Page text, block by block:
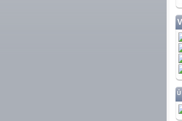
ĐẤT NƯỚC GẮN VỚI BẢO VỆ VỮNG CHẮC CHỦ QUYỀN